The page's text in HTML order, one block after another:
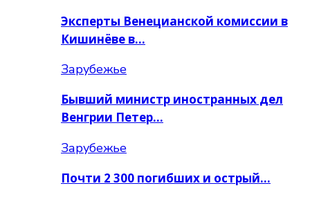
Эксперты Венецианской комиссии в
Кишинёве в…
Зарубежье
Бывший министр иностранных дел
Венгрии Петер…
Зарубежье
Почти 2 300 погибших и острый…